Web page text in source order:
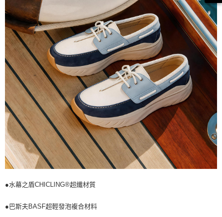
●水幕之盾CHICLING®超纖材質
●巴斯夫BASF超輕發泡複合材料